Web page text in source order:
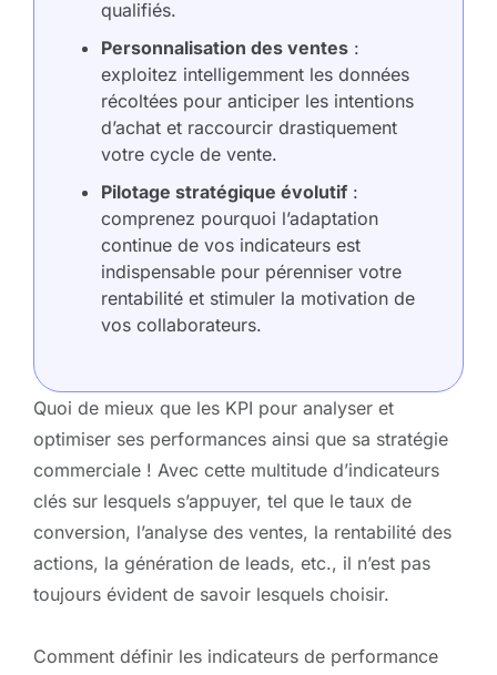
qualifiés.
Personnalisation des ventes :
exploitez intelligemment les données
récoltées pour anticiper les intentions
d’achat et raccourcir drastiquement
votre cycle de vente.
Pilotage stratégique évolutif :
comprenez pourquoi l’adaptation
continue de vos indicateurs est
indispensable pour pérenniser votre
rentabilité et stimuler la motivation de
vos collaborateurs.
Quoi de mieux que les KPI pour analyser et
optimiser ses performances ainsi que sa stratégie
commerciale ! Avec cette multitude d’indicateurs
clés sur lesquels s’appuyer, tel que le taux de
conversion, l’analyse des ventes, la rentabilité des
actions, la génération de leads, etc., il n’est pas
toujours évident de savoir lesquels choisir.
Comment définir les indicateurs de performance